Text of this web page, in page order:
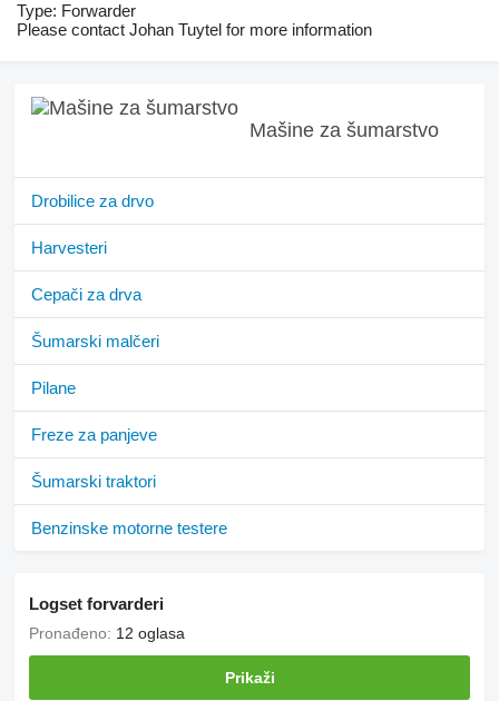
Type: Forwarder
Please contact Johan Tuytel for more information
Mašine za šumarstvo
Drobilice za drvo
Harvesteri
Cepači za drva
Šumarski malčeri
Pilane
Freze za panjeve
Šumarski traktori
Benzinske motorne testere
Logset forvarderi
Pronađeno: 12 oglasa
Prikaži